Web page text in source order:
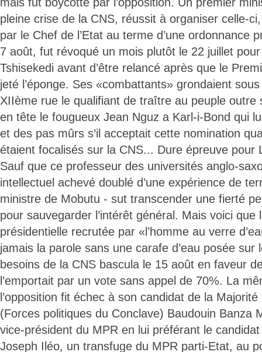
pleine crise de la CNS, réussit à organiser celle-
par le Chef de l’Etat au terme d’une ordonnance
7 août, fut révoqué un mois plutôt le 22 juillet
Tshisekedi avant d’être relancé après que le
jeté l’éponge. Ses «combattants» grondaient
XIIème rue le qualifiant de traître au peuple outre
en tête le fougueux Jean Nguz a Karl-i-Bond qui
et des pas mûrs s’il acceptait cette nomination
étaient focalisés sur la CNS... Dure épreuve pour
Sauf que ce professeur des universités anglo-
intellectuel achevé doublé d’une expérience de
ministre de Mobutu - sut transcender une fierté
pour sauvegarder l’intérêt général. Mais voici
présidentielle recrutée par «l’homme au verre
jamais la parole sans une carafe d’eau posée sur
besoins de la CNS bascula le 15 août en faveur
l’emportait par un vote sans appel de 70%. La
l’opposition fit échec à son candidat de la
(Forces politiques du Conclave) Baudouin Banza
vice-président du MPR en lui préférant le candidat
Joseph Iléo, un transfuge du MPR parti-Etat, au